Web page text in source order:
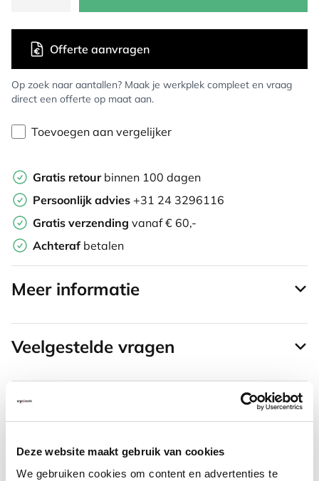
Deze website maakt gebruik van cookies
We gebruiken cookies om content en advertenties te
Op zoek naar aantallen? Maak je werkplek compleet en vraag
direct een offerte op maat aan.
Offerte aanvragen
Toevoegen aan vergelijker
Gratis retourbinnen 100 dagen
Persoonlijk advies +31 24 3296116
Gratis verzending vanaf € 60,-
Achteraf betalen
Meer informatie
Veelgestelde vragen
Vaak samen gekocht met
Aansluitkabel 3 meter – 3-